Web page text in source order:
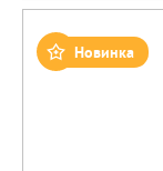
Новинка